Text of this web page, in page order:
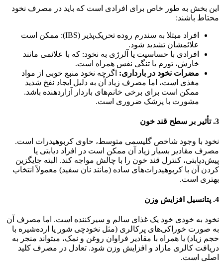
این بخش به طور خاص برای افرادی است که باید در مصرف نخود
محتاط باشند:
افراد مبتلا به سندرم روده تحریک‌پذیر (IBS): ممکن است
علائمشان تشدید شود.
افرادی با حساسیت یا آلرژی به نخود: که با علائمی مانند
خارش، تورم یا تنگی نفس همراه است.
مضرات نخود در بارداری: اگرچه نخود منبع خوبی از مواد
مغذی است، اما مصرف زیاد آن به دلیل ایجاد نفخ شدید
ممکن است برای برخی خانم‌های باردار آزاردهنده باشد.
مشورت با پزشک ضروری است.
3. تأثیر بر سطح قند خون
نخود با وجود شاخص گلیسمی متوسط، حاوی کربوهیدرات است.
مصرف مقادیر بسیار زیاد آن ممکن است در افراد دیابتی یا
پیش‌دیابتی، کنترل قند خون را با چالش مواجه کند. البته جایگزین
کردن آن با کربوهیدرات‌های ساده (مانند نان سفید) معمولاً انتخاب
بهتری است.
4. پتانسیل افزایش وزن
نخود به خودی خود یک غذای سالم و سیرکننده است. اما مصرف آن
به صورت خوراکی‌های پرکالری (مثل نخودچی شور یا ارده‌شیره با
حجم زیاد) یا همراه با مقادیر فراوان روغن و نمک، میتواند منجر به
دریافت کالری مازاد و افزایش وزن شود. تعادل در مصرف کلید
اصلی است.